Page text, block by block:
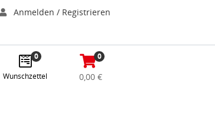
Anmelden / Registrieren
0
Wunschzettel
0
0,00 €